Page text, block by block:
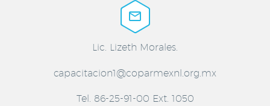


Lic. Lizeth Morales.
capacitacion1@coparmexnl.org.mx
Tel. 86-25-91-00 Ext. 1050